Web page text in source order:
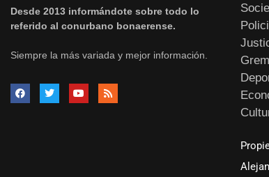
Desde 2013 informándote sobre todo lo
referido al conurbano bonaerense.
Siempre la más variada y mejor información.